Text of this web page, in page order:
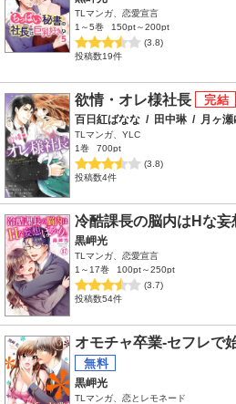
TLマンガ、恋愛宣言
1～5巻
150pt～200pt
(3.8)
投稿数19件
欲情・オレ様社長
百日紅ばなな / 田中琳 / 月ヶ
TLマンガ、YLC
1巻
700pt
(3.8)
投稿数4件
冷酷課長の脳内はHな妄
黒岬光
TLマンガ、恋愛宣言
1～17巻
100pt～250pt
(3.7)
投稿数54件
オモチャ卒業-セフレで
黒岬光
TLマンガ、恋とレモネード